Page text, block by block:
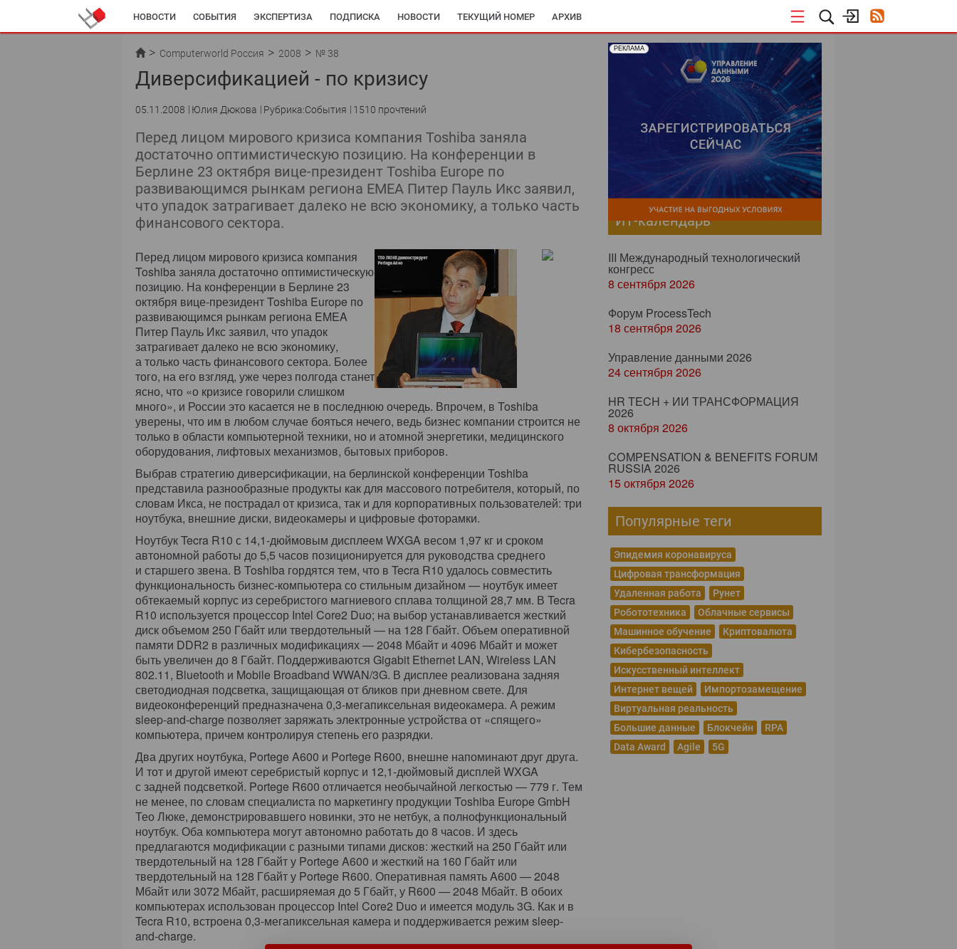
НОВОСТИ СОБЫТИЯ ЭКСПЕРТИЗА ПОДПИСКА НОВОСТИ ТЕКУЩИЙ НОМЕР АРХИВ
Computerworld Россия 2008 № 38
Диверсификацией - по кризису
05.11.2008 Юлия Дюкова Рубрика:События 1510 прочтений
Перед лицом мирового кризиса компания Toshiba заняла
достаточно оптимистическую позицию. На конференции в
Берлине 23 октября вице-президент Toshiba Europe по
развивающимся рынкам региона EMEA Питер Пауль Икс заявил,
что упадок затрагивает далеко не всю экономику, а только часть
финансового сектора.
Перед лицом мирового кризиса компания
Toshiba заняла достаточно оптимистическую
позицию. На конференции в Берлине 23
октября вице-президент Toshiba Europe по
развивающимся рынкам региона EMEA
Питер Пауль Икс заявил, что упадок
затрагивает далеко не всю экономику,
а только часть финансового сектора. Более
того, на его взгляд, уже через полгода станет
ясно, что «о кризисе говорили слишком
много», и России это касается не в последнюю очередь. Впрочем, в Toshiba
уверены, что им в любом случае бояться нечего, ведь бизнес компании строится не
только в области компьютерной техники, но и атомной энергетики, медицинского
оборудования, лифтовых механизмов, бытовых приборов.
Выбрав стратегию диверсификации, на берлинской конференции Toshiba
представила разнообразные продукты как для массового потребителя, который, по
словам Икса, не пострадал от кризиса, так и для корпоративных пользователей: три
ноутбука, внешние диски, видеокамеры и цифровые фоторамки.
Ноутбук Tecra R10 с 14,1-дюймовым дисплеем WXGA весом 1,97 кг и сроком
автономной работы до 5,5 часов позиционируется для руководства среднего
и старшего звена. В Toshiba гордятся тем, что в Tecra R10 удалось совместить
функциональность бизнес-компьютера со стильным дизайном — ноутбук имеет
обтекаемый корпус из серебристого магниевого сплава толщиной 28,7 мм. В Tecra
R10 используется процессор Intel Core2 Duo; на выбор устанавливается жесткий
диск объемом 250 Гбайт или твердотельный — на 128 Гбайт. Объем оперативной
памяти DDR2 в различных модификациях — 2048 Мбайт и 4096 Мбайт и может
быть увеличен до 8 Гбайт. Поддерживаются Gigabit Ethernet LAN, Wireless LAN
802.11, Bluetooth и Mobile Broadband WWAN/3G. В дисплее реализована задняя
светодиодная подсветка, защищающая от бликов при дневном свете. Для
видеоконференций предназначена 0,3-мегапиксельная видеокамера. А режим
sleep-and-charge позволяет заряжать электронные устройства от «спящего»
компьютера, причем контролируя степень его разрядки.
Два других ноутбука, Portege A600 и Portege R600, внешне напоминают друг друга.
И тот и другой имеют серебристый корпус и 12,1-дюймовый дисплей WXGA
с задней подсветкой. Portege R600 отличается необычайной легкостью — 779 г. Тем
не менее, по словам специалиста по маркетингу продукции Toshiba Europe GmbH
Тео Люке, демонстрировавшего новинки, это не нетбук, а полнофункциональный
ноутбук. Оба компьютера могут автономно работать до 8 часов. И здесь
предлагаются модификации с разными типами дисков: жесткий на 250 Гбайт или
твердотельный на 128 Гбайт у Portege A600 и жесткий на 160 Гбайт или
твердотельный на 128 Гбайт у Portege R600. Оперативная память A600 — 2048
Мбайт или 3072 Мбайт, расширяемая до 5 Гбайт, у R600 — 2048 Мбайт. В обоих
компьютерах использован процессор Intel Core2 Duo и имеется модуль 3G. Как и в
Tecra R10, встроена 0,3-мегапиксельная камера и поддерживается режим sleep-
and-charge.
РЕКЛАМА
ИТ-календарь
III Международный технологический
конгресс
8 сентября 2026
Форум ProcessTech
18 сентября 2026
Управление данными 2026
24 сентября 2026
HR TECH + ИИ ТРАНСФОРМАЦИЯ
2026
8 октября 2026
COMPENSATION & BENEFITS FORUM
RUSSIA 2026
15 октября 2026
Популярные теги
Эпидемия коронавируса
Цифровая трансформация
Удаленная работа
Рунет
Робототехника
Облачные сервисы
Машинное обучение
Криптовалюта
Кибербезопасность
Искусственный интеллект
Интернет вещей
Импортозамещение
Виртуальная реальность
Большие данные
Блокчейн
RPA
Data Award
Agile 5G